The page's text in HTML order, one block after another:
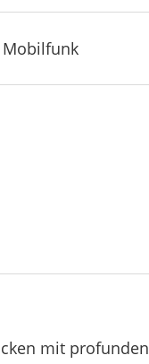
Mobilfunk
mit profunden